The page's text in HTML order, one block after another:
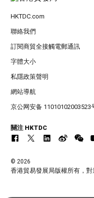
HKTDC.com
聯絡我們
訂閱商貿全接觸電郵通訊
字體大小
私隱政策聲明
網站導航
京公网安备 11010102003523
關注 HKTDC
© 2026
香港貿易發展局版權所有，對